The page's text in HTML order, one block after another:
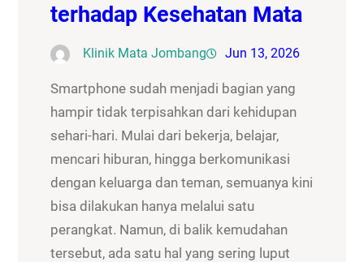
terhadap Kesehatan Mata
Klinik Mata Jombang Jun 13, 2026
Smartphone sudah menjadi bagian yang
hampir tidak terpisahkan dari kehidupan
sehari-hari. Mulai dari bekerja, belajar,
mencari hiburan, hingga berkomunikasi
dengan keluarga dan teman, semuanya kini
bisa dilakukan hanya melalui satu
perangkat. Namun, di balik kemudahan
tersebut, ada satu hal yang sering luput